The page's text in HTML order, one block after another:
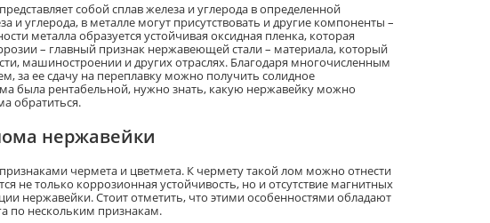
собой сплав железа и углерода в определенной
углерода, в металле могут присутствовать и другие компоненты –
металла образуется устойчивая оксидная пленка, которая
– главный признак нержавеющей стали – материала, который
машиностроении и других отраслях. Благодаря многочисленным
за ее сдачу на переплавку можно получить солидное
была рентабельной, нужно знать, какую нержавейку можно
обратиться.
нержавейки
чермета и цветмета. К чермету такой лом можно отнести
не только коррозионная устойчивость, но и отсутствие магнитных
нержавейки. Стоит отметить, что этими особенностями обладают
по нескольким признакам.